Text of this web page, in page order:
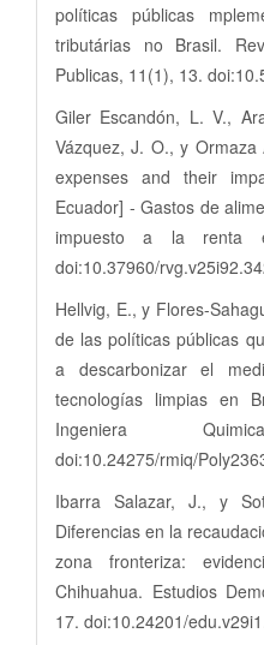
políticas públicas
tributárias no Brasil.
Publicas, 11(1), 13.
Giler Escandón, L. V.,
Vázquez, J. O., y
expenses and their
Ecuador] - Gastos de
impuesto a la renta
doi:10.37960/
Hellvig, E., y Flores-
de las políticas públicas
a descarbonizar el
tecnologías limpias en
Ingeniera
doi:10.24275/rmiq/
Ibarra Salazar, J., y
Diferencias en la
zona fronteriza:
Chihuahua. Estudios
17. doi:10.24201/